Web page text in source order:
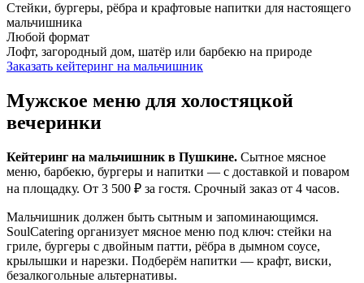
Стейки, бургеры, рёбра и крафтовые напитки для настоящего
мальчишника
Любой формат
Лофт, загородный дом, шатёр или барбекю на природе
Заказать кейтеринг на мальчишник
Мужское меню для холостяцкой
вечеринки
Кейтеринг на мальчишник в Пушкине. Сытное мясное
меню, барбекю, бургеры и напитки — с доставкой и поваром
на площадку. От 3 500 ₽ за гостя. Срочный заказ от 4 часов.
Мальчишник должен быть сытным и запоминающимся.
SoulCatering организует мясное меню под ключ: стейки на
гриле, бургеры с двойным патти, рёбра в дымном соусе,
крылышки и нарезки. Подберём напитки — крафт, виски,
безалкогольные альтернативы.